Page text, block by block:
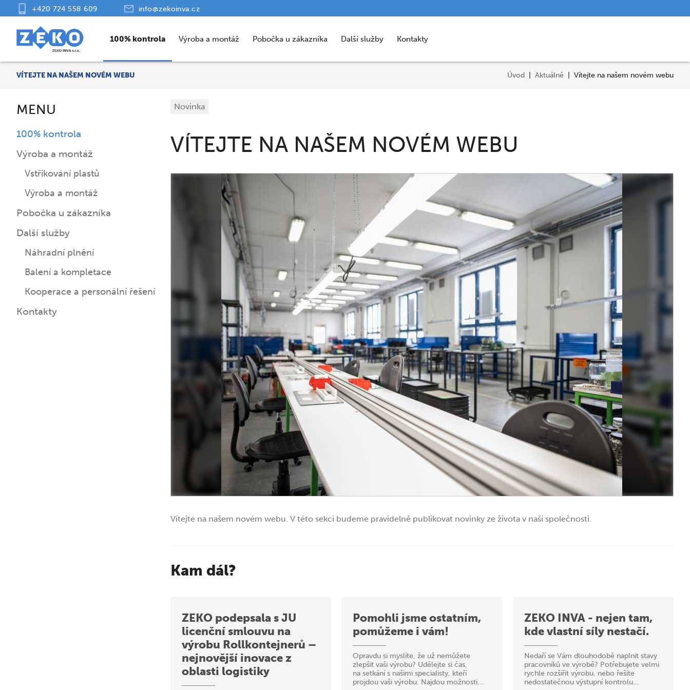
+420 724 558 609 info@zekoinva.cz
100% kontrola Výroba a montáž Pobočka u zákazníka Další služby Kontakty
VÍTEJTE NA NAŠEM NOVÉM WEBU Úvod Aktuálně Vítejte na našem novém webu
MENU
100% kontrola
Výroba a montáž
Vstřikování plastů
Výroba a montáž
Pobočka u zákazníka
Další služby
Náhradní plnění
Balení a kompletace
Kooperace a personální řešení
Kontakty
Novinka
VÍTEJTE NA NAŠEM NOVÉM WEBU
Vítejte na našem novém webu. V této sekci budeme pravidelně publikovat novinky ze života v naší společnosti.
Kam dál?
ZEKO podepsala s JU
licenční smlouvu na
výrobu Rollkontejnerů –
nejnovější inovace z
oblasti logistiky
Pomohli jsme ostatním,
pomůžeme i vám!
Opravdu si myslíte, že už nemůžete
zlepšit vaši výrobu? Udělejte si čas,
na setkání s našimi specialisty, kteří
projdou vaši výrobu. Najdou možnosti...
ZEKO INVA - nejen tam,
kde vlastní síly nestačí.
Nedaří se Vám dlouhodobě naplnit stavy
pracovníků ve výrobě? Potřebujete velmi
rychle rozšířit výrobu, nebo řešíte
nedostatečnou výstupní kontrolu...